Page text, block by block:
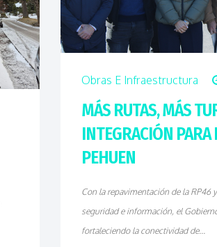
Obras E Infraestructura
MÁS RUTAS, MÁS
INTEGRACIÓN PARA
PEHUEN
Con la repavimentación de la RP46
seguridad e información, el
fortaleciendo la conectividad de...